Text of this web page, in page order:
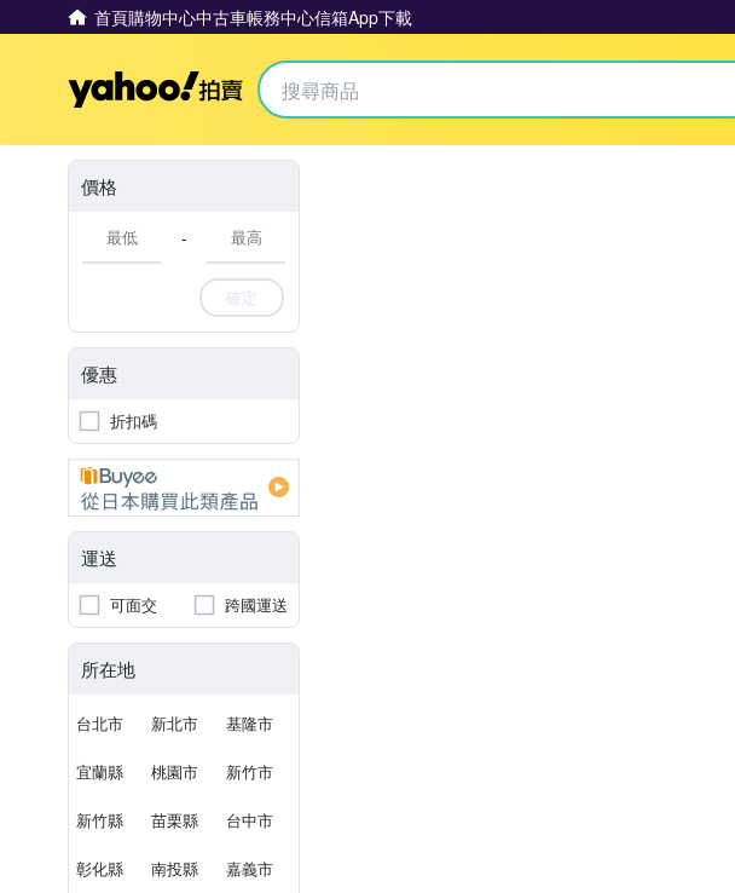
首頁購物中心中古車帳務中心信箱App下載
Yahoo拍賣
價格
-
確定
優惠
折扣碼
運送
可面交 跨國運送
所在地
台北市 新北市 基隆市
宜蘭縣 桃園市 新竹市
新竹縣 苗栗縣 台中市
彰化縣 南投縣 嘉義市